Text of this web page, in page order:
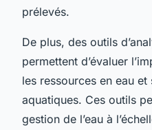
prélevés.
De plus, des outils
permettent d’évaluer
les ressources en eau
aquatiques. Ces outils
gestion de l’eau à